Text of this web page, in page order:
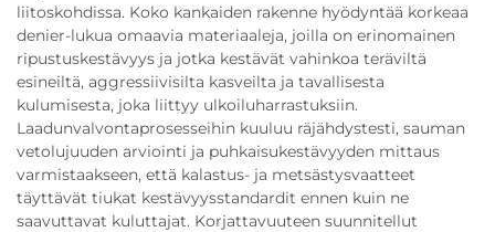
liitoskohdissa. Koko kankaiden rakenne hyödyntää korkeaa
denier-lukua omaavia materiaaleja, joilla on erinomainen
ripustuskestävyys ja jotka kestävät vahinkoa teräviltä
esineiltä, aggressiivisilta kasveilta ja tavallisesta
kulumisesta, joka liittyy ulkoiluharrastuksiin.
Laadunvalvontaprosesseihin kuuluu räjähdystesti, sauman
vetolujuuden arviointi ja puhkaisukestävyyden mittaus
varmistaakseen, että kalastus- ja metsästysvaatteet
täyttävät tiukat kestävyysstandardit ennen kuin ne
saavuttavat kuluttajat. Korjattavuuteen suunnitellut